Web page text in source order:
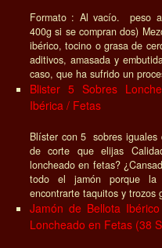
Formato : Al vacío. peso
400g si se compran dos)
ibérico, tocino o grasa de
aditivos, amasada y
caso, que ha sufrido un
Blister 5 Sobres
Ibérica / Fetas
Blíster con 5 sobres iguales
de corte que elijas
loncheado en fetas?
todo el jamón porque la
encontrarte taquitos y
Jamón de Bellota
Loncheado en Fetas (38